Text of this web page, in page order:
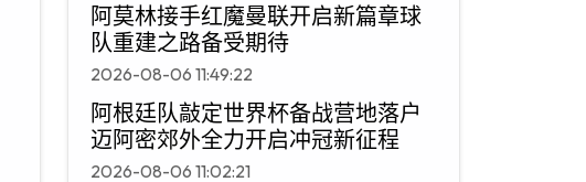
阿莫林接手红魔曼联开启新篇章球
队重建之路备受期待
2026-08-06 11:49:22
阿根廷队敲定世界杯备战营地落户
迈阿密郊外全力开启冲冠新征程
2026-08-06 11:02:21